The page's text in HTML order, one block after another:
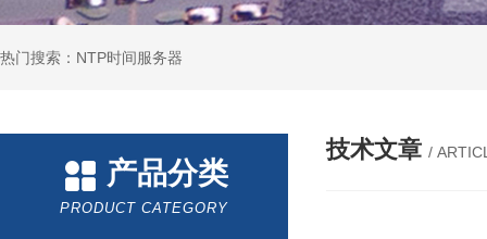
热门搜索：NTP时间服务器
产品分类
PRODUCT CATEGORY
技术文章 /